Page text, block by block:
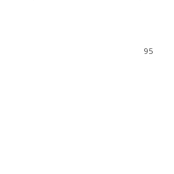
95